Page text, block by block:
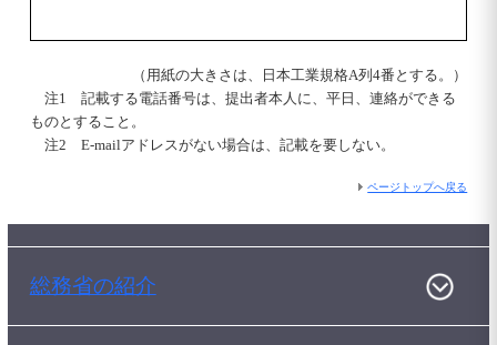
（用紙の大きさは、日本工業規格A列4番とする。）
注1 記載する電話番号は、提出者本人に、平日、連絡ができる
ものとすること。
注2E-mailアドレスがない場合は、記載を要しない。
ページトップへ戻る
総務省の紹介